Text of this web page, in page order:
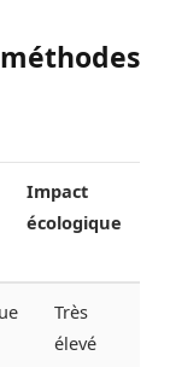
Impact
écologique
Très
élevé